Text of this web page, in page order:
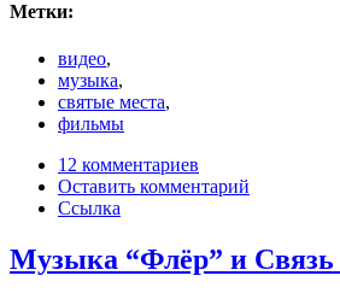
Метки:
видео,
музыка,
святые места,
фильмы
12 комментариев
Оставить комментарий
Ссылка
Музыка “Флёр” и Связь